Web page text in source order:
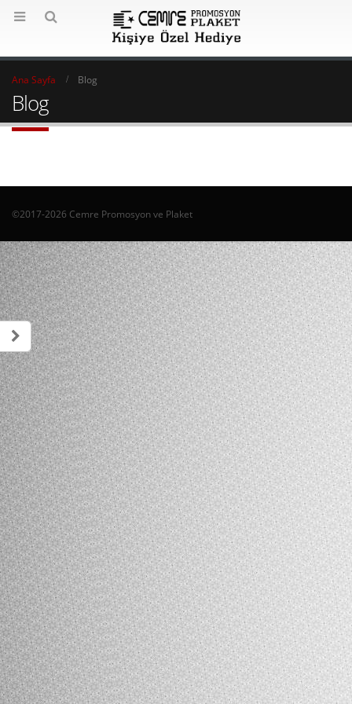
Ana Sayfa Blog
Blog
©2017-2026 Cemre Promosyon ve Plaket